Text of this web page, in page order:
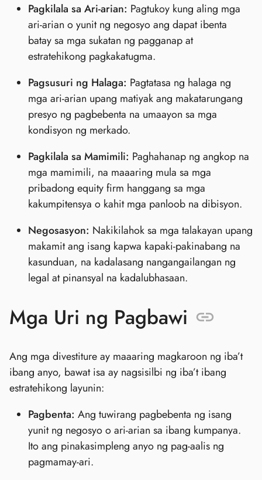
Pagkilala sa Ari-arian: Pagtukoy kung aling mga
ari-arian o yunit ng negosyo ang dapat ibenta
batay sa mga sukatan ng pagganap at
estratehikong pagkakatugma.
Pagsusuri ng Halaga: Pagtatasa ng halaga ng
mga ari-arian upang matiyak ang makatarungang
presyo ng pagbebenta na umaayon sa mga
kondisyon ng merkado.
Pagkilala sa Mamimili: Paghahanap ng angkop na
mga mamimili, na maaaring mula sa mga
pribadong equity firm hanggang sa mga
kakumpitensya o kahit mga panloob na dibisyon.
Negosasyon: Nakikilahok sa mga talakayan upang
makamit ang isang kapwa kapaki-pakinabang na
kasunduan, na kadalasang nangangailangan ng
legal at pinansyal na kadalubhasaan.
Mga Uri ng Pagbawi
Ang mga divestiture ay maaaring magkaroon ng iba’t
ibang anyo, bawat isa ay nagsisilbi ng iba’t ibang
estratehikong layunin:
Pagbenta: Ang tuwirang pagbebenta ng isang
yunit ng negosyo o ari-arian sa ibang kumpanya.
Ito ang pinakasimpleng anyo ng pag-aalis ng
pagmamay-ari.